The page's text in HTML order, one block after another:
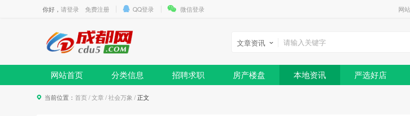
你好， 请登录 免费注册 QQ登录 微信登录 网
文章资讯
网站首页 分类信息 招聘求职 房产楼盘 本地资讯 严选好店
当前位置： 首页/文章/社会万象 /正文